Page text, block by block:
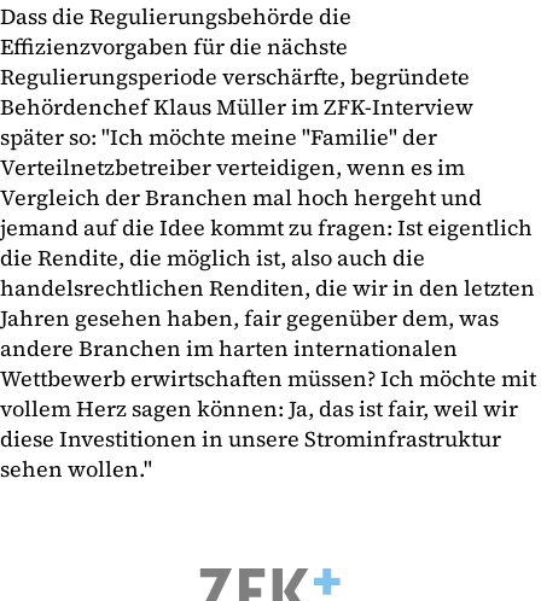
Dass die Regulierungsbehörde die
Effizienzvorgaben für die nächste
Regulierungsperiode verschärfte, begründete
Behördenchef Klaus Müller im ZFK-Interview
später so: "Ich möchte meine "Familie" der
Verteilnetzbetreiber verteidigen, wenn es im
Vergleich der Branchen mal hoch hergeht und
jemand auf die Idee kommt zu fragen: Ist eigentlich
die Rendite, die möglich ist, also auch die
handelsrechtlichen Renditen, die wir in den letzten
Jahren gesehen haben, fair gegenüber dem, was
andere Branchen im harten internationalen
Wettbewerb erwirtschaften müssen? Ich möchte mit
vollem Herz sagen können: Ja, das ist fair, weil wir
diese Investitionen in unsere Strominfrastruktur
sehen wollen."